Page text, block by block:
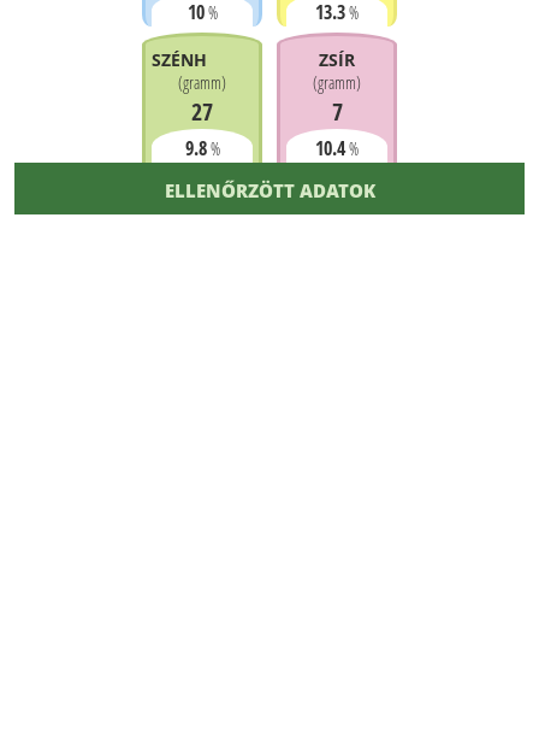
10% 13.3%
SZÉNHIDRÁT
(gramm)
27
9.8%
ZSÍR
(gramm)
7
10.4%
ELLENŐRZÖTT ADATOK